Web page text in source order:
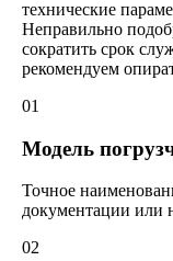
технические
Неправильно
сократить срок
рекомендуем
01
Модель
Точное
документации или
02